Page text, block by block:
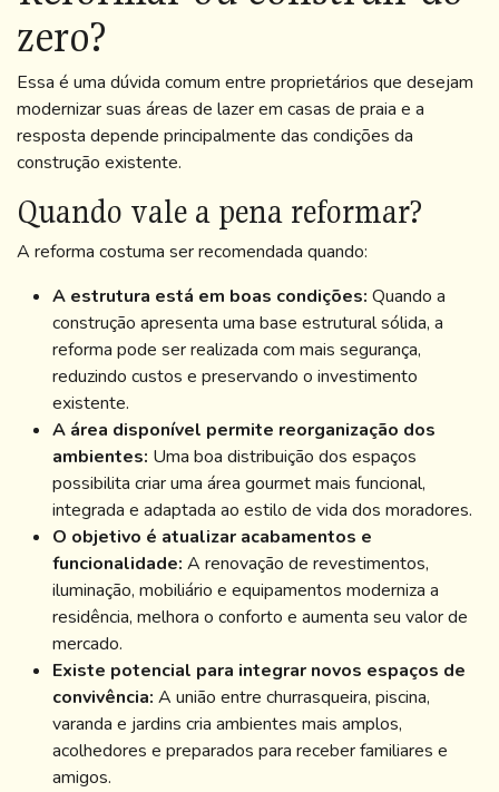
zero?
Essa é uma dúvida comum entre proprietários que desejam
modernizar suas áreas de lazer em casas de praia e a
resposta depende principalmente das condições da
construção existente.
Quando vale a pena reformar?
A reforma costuma ser recomendada quando:
A estrutura está em boas condições: Quando a
construção apresenta uma base estrutural sólida, a
reforma pode ser realizada com mais segurança,
reduzindo custos e preservando o investimento
existente.
A área disponível permite reorganização dos
ambientes: Uma boa distribuição dos espaços
possibilita criar uma área gourmet mais funcional,
integrada e adaptada ao estilo de vida dos moradores.
O objetivo é atualizar acabamentos e
funcionalidade: A renovação de revestimentos,
iluminação, mobiliário e equipamentos moderniza a
residência, melhora o conforto e aumenta seu valor de
mercado.
Existe potencial para integrar novos espaços de
convivência: A união entre churrasqueira, piscina,
varanda e jardins cria ambientes mais amplos,
acolhedores e preparados para receber familiares e
amigos.